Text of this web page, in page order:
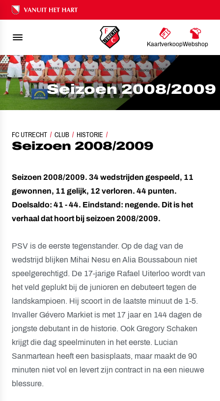
Ons nalatenschap
KaartverkoopWebshop
Seizoen 2008/2009
FC UTRECHT CLUB HISTORIE
SEIZOEN 2008/2009
Seizoen 2008/2009
Seizoen 2008/2009. 34 wedstrijden gespeeld, 11
gewonnen, 11 gelijk, 12 verloren. 44 punten.
Doelsaldo: 41 - 44. Eindstand: negende. Dit is het
verhaal dat hoort bij seizoen 2008/2009.
PSV is de eerste tegenstander. Op de dag van de
wedstrijd blijken Mihai Nesu en Alia Boussaboun niet
speelgerechtigd. De 17-jarige Rafael Uiterloo wordt van
het veld geplukt bij de junioren en debuteert tegen de
landskampioen. Hij scoort in de laatste minuut de 1-5.
Invaller Gévero Markiet is met 17 jaar en 144 dagen de
jongste debutant in de historie. Ook Gregory Schaken
krijgt die dag speelminuten in het eerste. Lucian
Sanmartean heeft een basisplaats, maar maakt de 90
minuten niet vol en levert zijn contract in na een nieuwe
blessure.